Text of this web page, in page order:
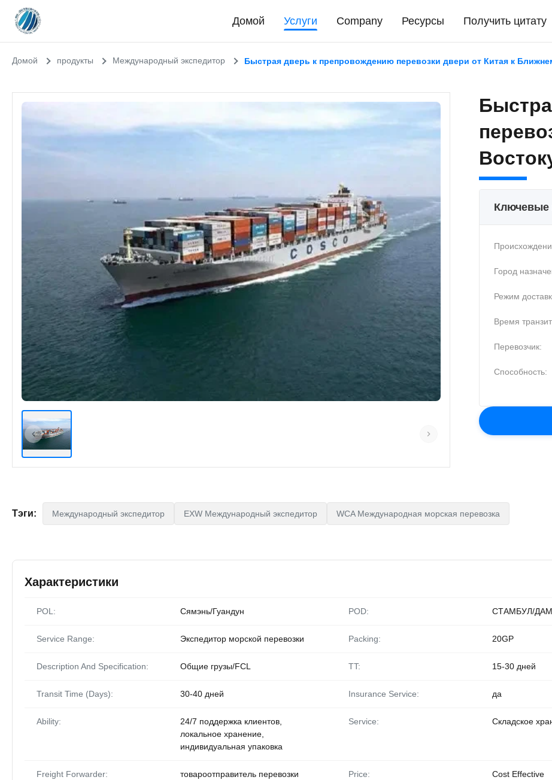
Домой Услуги Company Ресурсы Получить цитату
Домой продукты Международный экспедитор Быстрая дверь к препровождению перевозки двери от Китая к
Ключевые
Город
Режим
Время
Перевозчик:
Способность:
Тэги: Международный экспедитор EXW Международный экспедитор WCA Международная морская перевозка
Характеристики
POL: Сямэнь/Гуандун POD: СТАМБУЛ/
Service Range: Экспедитор морской перевозки Packing: 20GP
Description And Specification: Общие грузы/FCL TT: 15-30 дней
Transit Time (Days): 30-40 дней Insurance Service: да
Ability:
24/7 поддержка клиентов,
локальное хранение,
индивидуальная упаковка
Service: Складское
Freight Forwarder:
товароотправитель перевозки
Price: Cost Effective